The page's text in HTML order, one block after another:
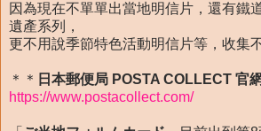
因為現在不單單出當地明信片，還有鐵
遺產系列，
更不用說季節特色活動明信片等，收集
＊＊ 日本郵便局 POSTA COLLECT 官網
https://www.postacollect.com/